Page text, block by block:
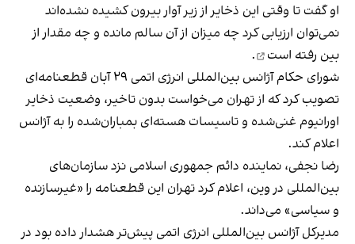
او گفت تا وقتی این ذخایر از زیر آوار بیرون کشیده نشده‌اند
نمی‌توان ارزیابی کرد چه میزان از آن سالم مانده وچه مقدار از
بین رفته است
.
شورای حکام آژانس بین‌المللی انرژی اتمی ۲۹ آبان قطعنامه‌ای
تصویب کرد که از تهران می‌خواست بدون تاخیر، وضعیت ذخایر
اورانیوم غنی‌شده و تاسیسات هسته‌ای بمباران‌شده را به آژانس
اعلام کند.
رضا نجفی، نماینده دائم جمهوری اسلامی نزد سازمان‌های
بین‌المللی در وین، اعلام کرد تهران این قطعنامه را «غیرسازنده
و سیاسی» می‌داند.
مدیرکل آژانس بین‌المللی انرژی اتمی پیش‌تر هشدار داده بود در